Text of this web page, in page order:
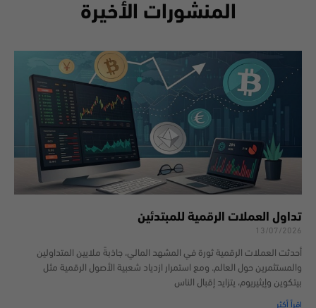
المنشورات الأخيرة
تداول العملات الرقمية للمبتدئين
13/07/2026
أحدثت العملات الرقمية ثورة في المشهد المالي، جاذبةً ملايين المتداولين
والمستثمرين حول العالم. ومع استمرار ازدياد شعبية الأصول الرقمية مثل
بيتكوين وإيثيريوم، يتزايد إقبال الناس
اقرأ أكثر